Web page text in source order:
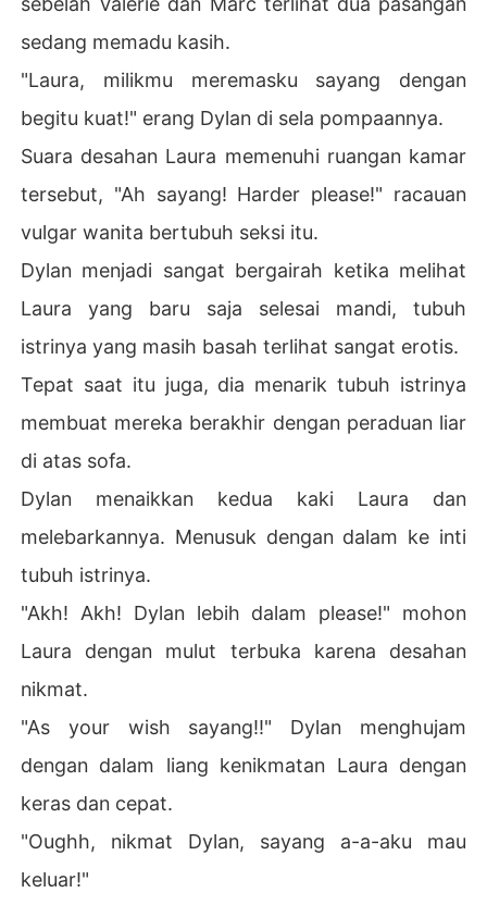
sedang memadu kasih.
"Laura, milikmu meremasku sayang dengan
begitu kuat!" erang Dylan di sela pompaannya.
Suara desahan Laura memenuhi ruangan kamar
tersebut, "Ah sayang! Harder please!" racauan
vulgar wanita bertubuh seksi itu.
Dylan menjadi sangat bergairah ketika melihat
Laura yang baru saja selesai mandi, tubuh
istrinya yang masih basah terlihat sangat erotis.
Tepat saat itu juga, dia menarik tubuh istrinya
membuat mereka berakhir dengan peraduan liar
di atas sofa.
Dylan menaikkan kedua kaki Laura dan
melebarkannya. Menusuk dengan dalam ke inti
tubuh istrinya.
"Akh! Akh! Dylan lebih dalam please!" mohon
Laura dengan mulut terbuka karena desahan
nikmat.
"As your wish sayang!!" Dylan menghujam
dengan dalam liang kenikmatan Laura dengan
keras dan cepat.
"Oughh, nikmat Dylan, sayang a-a-aku mau
keluar!"